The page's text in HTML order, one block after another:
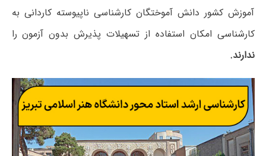
آموزش کشور دانش آموختگان کارشناسی ناپیوسته کاردانی به
کارشناسی امکان استفاده از تسهیلات پذیرش بدون آزمون را
ندارند.